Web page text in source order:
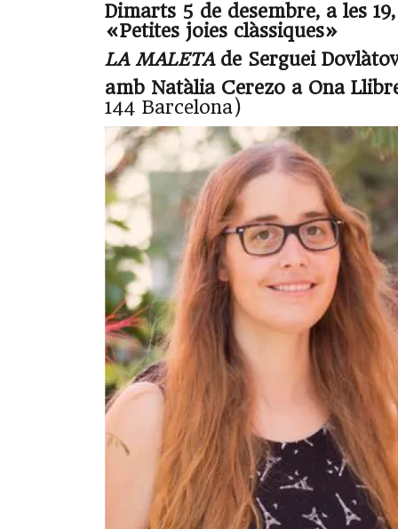
Dimarts 5 de desembre, a les
«Petites joies clàssiques»
LA MALETAde Serguei
amb Natàlia Cerezo a Ona
144 Barcelona)